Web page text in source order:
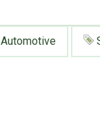
Automotive